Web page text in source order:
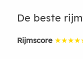
De beste
Rijmscore